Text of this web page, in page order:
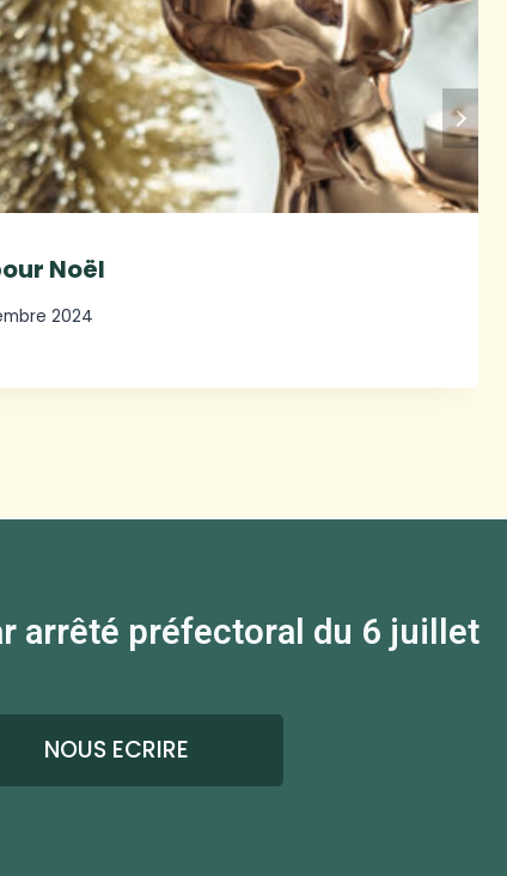
Noël
2024
arrêté préfectoral du 6 juillet
NOUS ECRIRE